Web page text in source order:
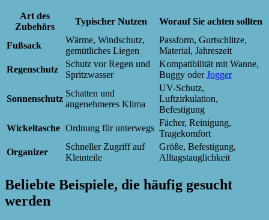
Art des
Zubehörs
Typischer Nutzen Worauf Sie achten sollten
Fußsack
Wärme, Windschutz,
gemütliches Liegen
Passform, Gurtschlitze,
Material, Jahreszeit
Regenschutz
Schutz vor Regen und
Spritzwasser
Kompatibilität mit Wanne,
Buggy oderJogger
Sonnenschutz
Schatten und
angenehmeres Klima
UV-Schutz,
Luftzirkulation,
Befestigung
Wickeltasche Ordnung für unterwegs
Fächer, Reinigung,
Tragekomfort
Organizer
Schneller Zugriff auf
Kleinteile
Größe, Befestigung,
Alltagstauglichkeit
Beliebte Beispiele, die häufig gesucht
werden